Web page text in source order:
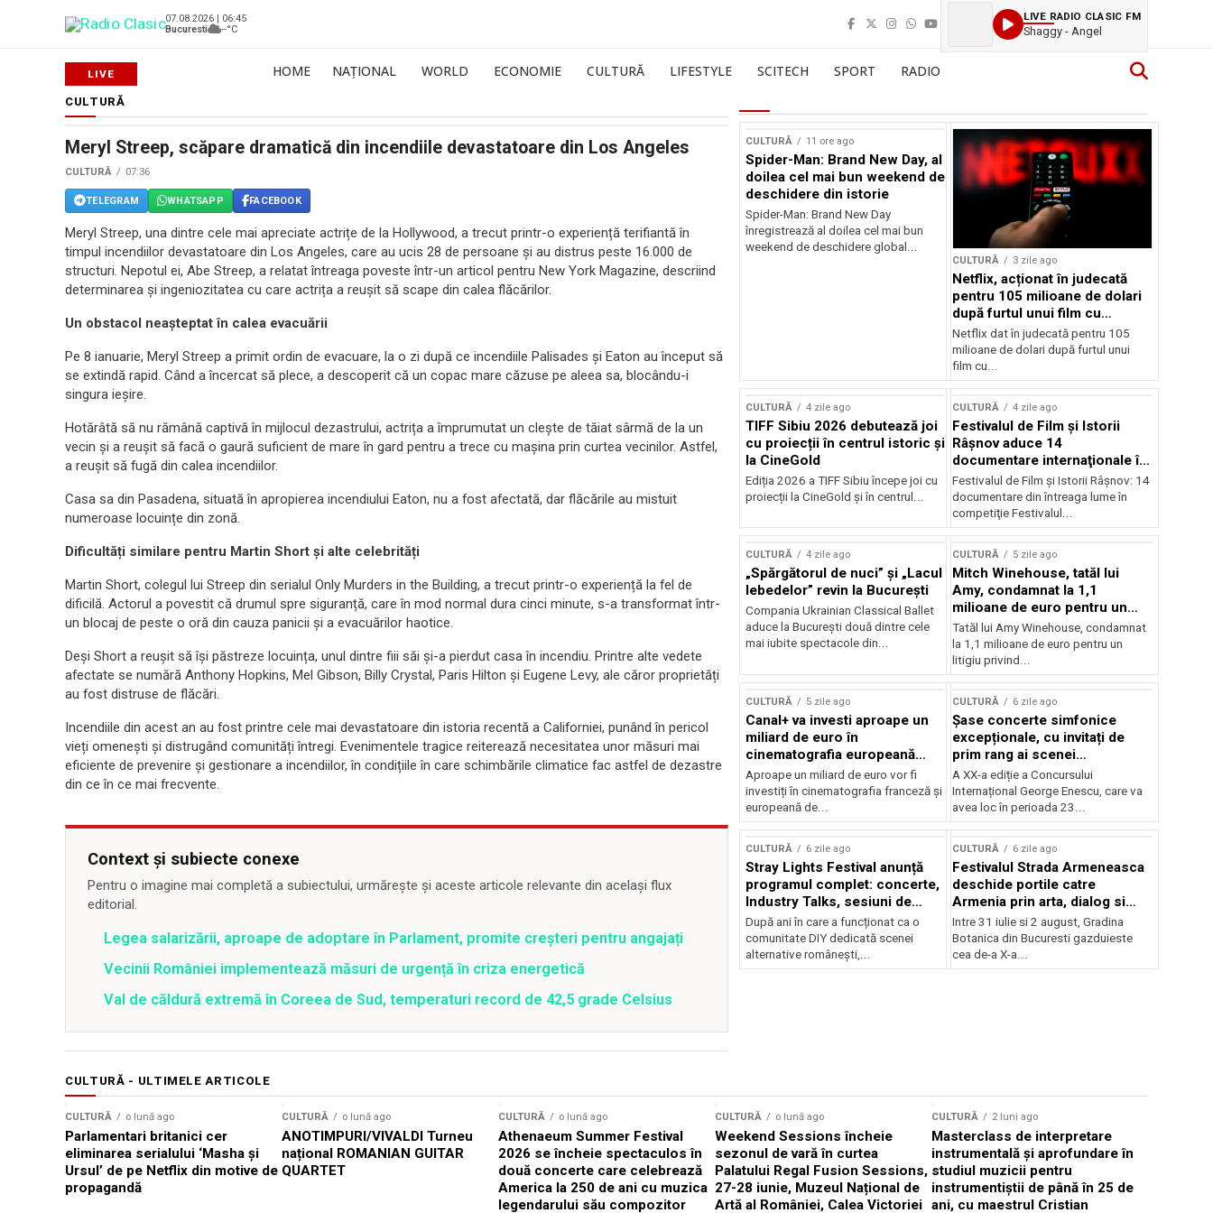
07.08.2026 | 06:45
Bucuresti
--°C
LIVE RADIO CLASIC FM
Shaggy - Angel
HOME NAȚIONAL WORLD ECONOMIE CULTURĂ LIFESTYLE SCITECH SPORT RADIO
CULTURĂ
Meryl Streep, scăpare dramatică din incendiile devastatoare din Los Angeles
CULTURĂ 07:36
TELEGRAM WHATSAPP FACEBOOK
Meryl Streep, una dintre cele mai apreciate actrițe de la Hollywood, a trecut printr-o experiență terifiantă în
timpul incendiilor devastatoare din Los Angeles, care au ucis 28 de persoane și au distrus peste 16.000 de
structuri. Nepotul ei, Abe Streep, a relatat întreaga poveste într-un articol pentru New York Magazine, descriind
determinarea și ingeniozitatea cu care actrița a reușit să scape din calea flăcărilor.
Un obstacol neașteptat în calea evacuării
Pe 8 ianuarie, Meryl Streep a primit ordin de evacuare, la o zi după ce incendiile Palisades și Eaton au început să
se extindă rapid. Când a încercat să plece, a descoperit că un copac mare căzuse pe aleea sa, blocându-i
singura ieșire.
Hotărâtă să nu rămână captivă în mijlocul dezastrului, actrița a împrumutat un clește de tăiat sârmă de la un
vecin și a reușit să facă o gaură suficient de mare în gard pentru a trece cu mașina prin curtea vecinilor. Astfel,
a reușit să fugă din calea incendiilor.
Casa sa din Pasadena, situată în apropierea incendiului Eaton, nu a fost afectată, dar flăcările au mistuit
numeroase locuințe din zonă.
Dificultăți similare pentru Martin Short și alte celebrități
Martin Short, colegul lui Streep din serialul Only Murders in the Building, a trecut printr-o experiență la fel de
dificilă. Actorul a povestit că drumul spre siguranță, care în mod normal dura cinci minute, s-a transformat într-
un blocaj de peste o oră din cauza panicii și a evacuărilor haotice.
Deși Short a reușit să își păstreze locuința, unul dintre fiii săi și-a pierdut casa în incendiu. Printre alte vedete
afectate se numără Anthony Hopkins, Mel Gibson, Billy Crystal, Paris Hilton și Eugene Levy, ale căror proprietăți
au fost distruse de flăcări.
Incendiile din acest an au fost printre cele mai devastatoare din istoria recentă a Californiei, punând în pericol
vieți omenești și distrugând comunități întregi. Evenimentele tragice reiterează necesitatea unor măsuri mai
eficiente de prevenire și gestionare a incendiilor, în condițiile în care schimbările climatice fac astfel de dezastre
din ce în ce mai frecvente.
Context și subiecte conexe
Pentru o imagine mai completă a subiectului, urmărește și aceste articole relevante din același flux
editorial.
Legea salarizării, aproape de adoptare în Parlament, promite creșteri pentru angajați
Vecinii României implementează măsuri de urgență în criza energetică
Val de căldură extremă în Coreea de Sud, temperaturi record de 42,5 grade Celsius
CULTURĂ 11 ore ago
Spider-Man: Brand New Day, al
doilea cel mai bun weekend de
deschidere din istorie
Spider-Man: Brand New Day
înregistrează al doilea cel mai bun
weekend de deschidere global...
CULTURĂ 3 zile ago
Netflix, acționat în judecată
pentru 105 milioane de dolari
după furtul unui film cu
Nicolas Cage
Netflix dat în judecată pentru 105
milioane de dolari după furtul unui
film cu...
CULTURĂ 4 zile ago
TIFF Sibiu 2026 debutează joi
cu proiecții în centrul istoric și
la CineGold
Ediția 2026 a TIFF Sibiu începe joi cu
proiecții la CineGold și în centrul...
CULTURĂ 4 zile ago
Festivalul de Film şi Istorii
Râşnov aduce 14
documentare internaţionale în
premieră
Festivalul de Film şi Istorii Râşnov: 14
documentare din întreaga lume în
competiţie Festivalul...
CULTURĂ 4 zile ago
„Spărgătorul de nuci” și „Lacul
lebedelor” revin la București
Compania Ukrainian Classical Ballet
aduce la București două dintre cele
mai iubite spectacole din...
CULTURĂ 5 zile ago
Mitch Winehouse, tatăl lui
Amy, condamnat la 1,1
milioane de euro pentru un
litigiu pierdut
Tatăl lui Amy Winehouse, condamnat
la 1,1 milioane de euro pentru un
litigiu privind...
CULTURĂ 5 zile ago
Canal+ va investi aproape un
miliard de euro în
cinematografia europeană
până în 2032
Aproape un miliard de euro vor fi
investiți în cinematografia franceză și
europeană de...
CULTURĂ 6 zile ago
Șase concerte simfonice
excepționale, cu invitați de
prim rang ai scenei
internaționale și ansambluri
orchestrale românești de
prestigiu, în programul
Concursului Enescu 2026
A XX-a ediție a Concursului
Internațional George Enescu, care va
avea loc în perioada 23...
CULTURĂ 6 zile ago
Stray Lights Festival anunță
programul complet: concerte,
Industry Talks, sesiuni de
audiție și noi opțiuni de
participare pentru public
După ani în care a funcționat ca o
comunitate DIY dedicată scenei
alternative românești,...
CULTURĂ 6 zile ago
Festivalul Strada Armeneasca
deschide portile catre
Armenia prin arta, dialog si
patrimoniu, intre 31 iulie si 2
august, la Gradina Botanica din
Bucuresti
Intre 31 iulie si 2 august, Gradina
Botanica din Bucuresti gazduieste
cea de-a X-a...
CULTURĂ - ULTIMELE ARTICOLE
CULTURĂ o lună ago
Parlamentari britanici cer
eliminarea serialului ‘Masha și
Ursul’ de pe Netflix din motive de
propagandă
CULTURĂ o lună ago
ANOTIMPURI/VIVALDI Turneu
național ROMANIAN GUITAR
QUARTET
CULTURĂ o lună ago
Athenaeum Summer Festival
2026 se încheie spectaculos în
două concerte care celebrează
America la 250 de ani cu muzica
legendarului său compozitor
CULTURĂ o lună ago
Weekend Sessions încheie
sezonul de vară în curtea
Palatului Regal Fusion Sessions,
27-28 iunie, Muzeul Național de
Artă al României, Calea Victoriei
CULTURĂ 2 luni ago
Masterclass de interpretare
instrumentală și aprofundare în
studiul muzicii pentru
instrumentiștii de până în 25 de
ani, cu maestrul Cristian